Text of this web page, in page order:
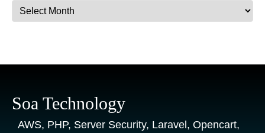
Archives
Soa Technology
AWS, PHP, Server Security, Laravel, Opencart,